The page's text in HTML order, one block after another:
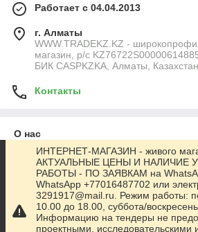
Работает с 04.04.2013
г. Алматы
WWW.TRADEKZ.KZ -
магазин, р/с
БИК CASPKZKA, Алматы, Казахстан
Контакты
О нас
Контакты
Доставка и оплата
ИНТЕРНЕТ-МАГАЗИН - живого
АКТУАЛЬНЫЕ ЦЕНЫ И НАЛИЧИЕ
РАБОТЫ - ПО ЗАЯВКАМ на
WhatsApp +77016487702 или
3291917@mail.ru. Режим работы:
10.00 до 18.00, суббота/
Информацию на тендеры не
проектными,